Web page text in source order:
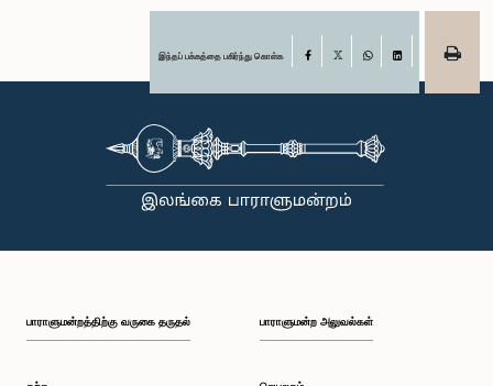
இந்தப் பக்கத்தை பகிர்ந்து கொள்க Facebook
பாராளுமன்றத்திற்கு வருகை தருதல் பாராளுமன்ற அலுவல்கள்